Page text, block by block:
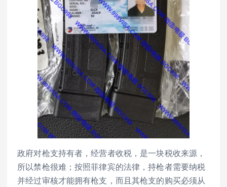
政府对枪支持有者，经营者收税，是一块税收来源，
所以禁枪很难；按照菲律宾的法律，持枪者需要纳税
并经过审核才能拥有枪支，而且其枪支的购买必须从